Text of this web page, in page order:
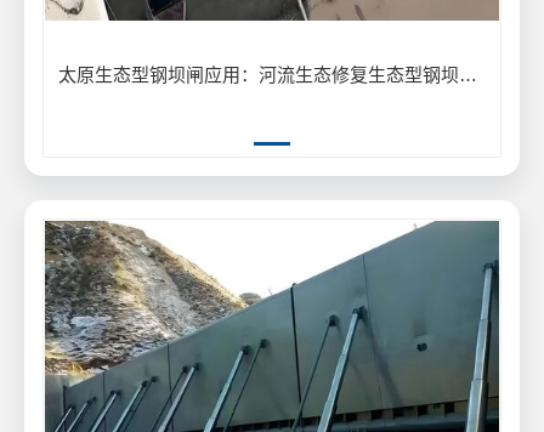
太原生态型钢坝闸应用：河流生态修复生态型钢坝闸保护生物多样性案例